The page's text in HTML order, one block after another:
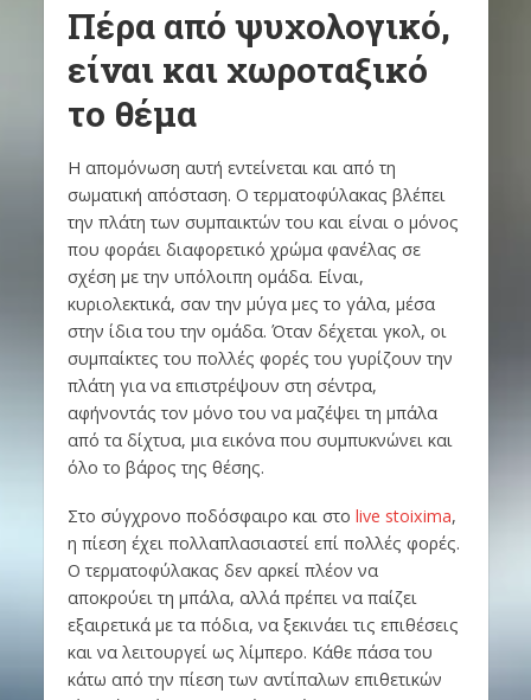
Πέρα από ψυχολογικό,
είναι και χωροταξικό
το θέμα
Η απομόνωση αυτή εντείνεται και από τη
σωματική απόσταση. Ο τερματοφύλακας βλέπει
την πλάτη των συμπαικτών του και είναι ο μόνος
που φοράει διαφορετικό χρώμα φανέλας σε
σχέση με την υπόλοιπη ομάδα. Είναι,
κυριολεκτικά, σαν την μύγα μες το γάλα, μέσα
στην ίδια του την ομάδα. Όταν δέχεται γκολ, οι
συμπαίκτες του πολλές φορές του γυρίζουν την
πλάτη για να επιστρέψουν στη σέντρα,
αφήνοντάς τον μόνο του να μαζέψει τη μπάλα
από τα δίχτυα, μια εικόνα που συμπυκνώνει και
όλο το βάρος της θέσης.
Στο σύγχρονο ποδόσφαιρο και στο live stoixima,
η πίεση έχει πολλαπλασιαστεί επί πολλές φορές.
Ο τερματοφύλακας δεν αρκεί πλέον να
αποκρούει τη μπάλα, αλλά πρέπει να παίζει
εξαιρετικά με τα πόδια, να ξεκινάει τις επιθέσεις
και να λειτουργεί ως λίμπερο. Κάθε πάσα του
κάτω από την πίεση των αντίπαλων επιθετικών